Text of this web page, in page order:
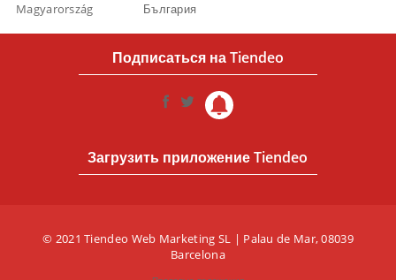
Magyarország
България
Подписаться на Tiendeo
Загрузить приложение Tiendeo
© 2021 Tiendeo Web Marketing SL | Palau de Mar, 08039
Barcelona